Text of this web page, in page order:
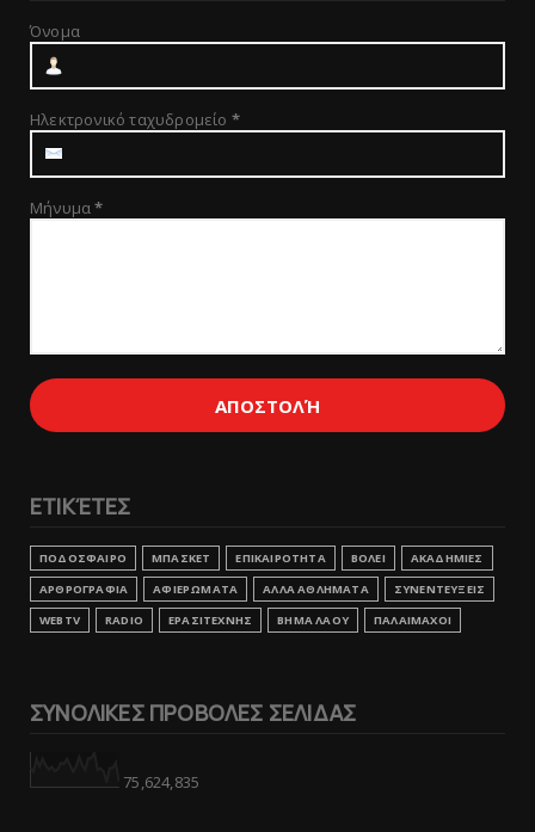
Όνομα
Ηλεκτρονικό ταχυδρομείο *
Μήνυμα*
ΕΤΙΚΈΤΕΣ
ΠΟΔΟΣΦΑΙΡΟ ΜΠΑΣΚΕΤ ΕΠΙΚΑΙΡΟΤΗΤΑ ΒΟΛΕΙ
ΑΚΑΔΗΜΙΕΣ
ΑΡΘΡΟΓΡΑΦΙΑ
ΑΦΙΕΡΩΜΑΤΑ ΑΛΛΑ ΑΘΛΗΜΑΤΑ
ΣΥΝΕΝΤΕΥΞΕΙΣ
WEBTV
RADIO ΕΡΑΣΙΤΕΧΝΗΣ ΒΗΜΑ ΛΑΟΥ ΠΑΛΑΙΜΑΧΟΙ
ΣΥΝΟΛΙΚΕΣ ΠΡΟΒΟΛΕΣ ΣΕΛΙΔΑΣ
75,624,835